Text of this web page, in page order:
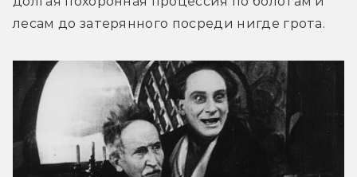
лесам до затерянного посреди нигде грота.